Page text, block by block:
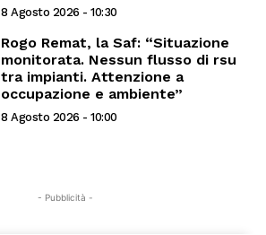
8 Agosto 2026 - 10:30
Rogo Remat, la Saf: “Situazione
monitorata. Nessun flusso di rsu
tra impianti. Attenzione a
occupazione e ambiente”
8 Agosto 2026 - 10:00
- Pubblicità -